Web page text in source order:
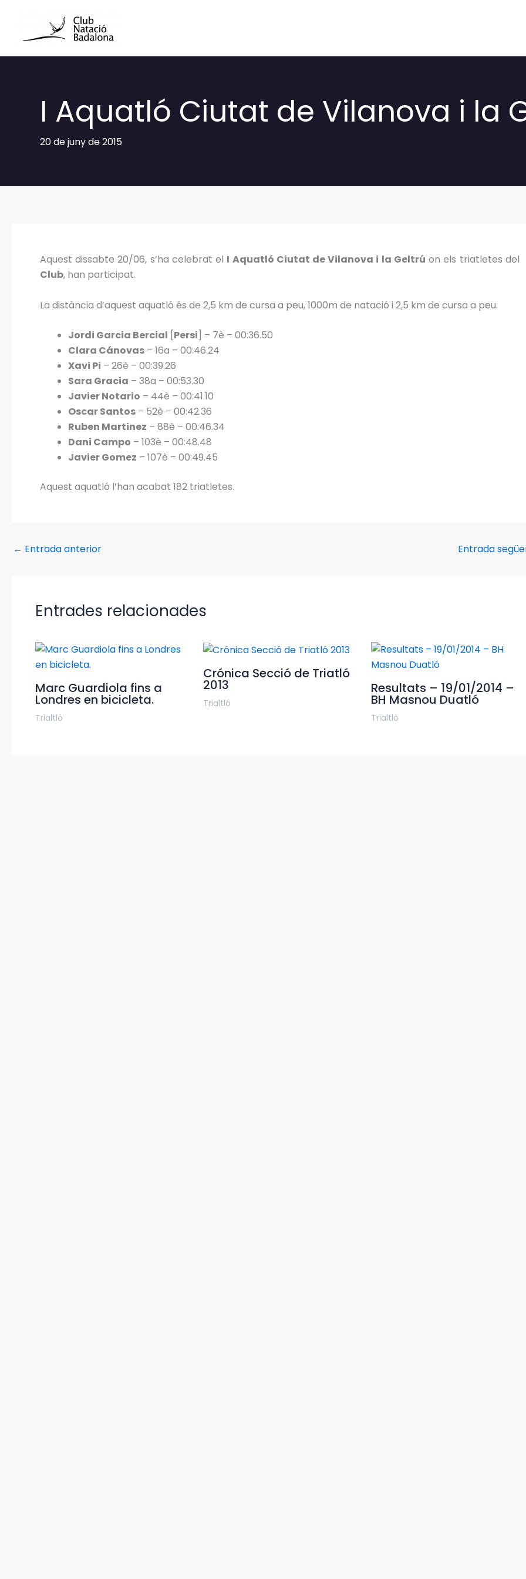
contingut
I Aquatló Ciutat de Vilanova i la
20 de juny de 2015
Aquest dissabte 20/06, s’ha celebrat el I Aquatló Ciutat de Vilanova i la Geltrú on els triatletes del
Club, han participat.
La distància d’aquest aquatló és de 2,5 km de cursa a peu, 1000m de natació i 2,5 km de cursa a peu.
Jordi Garcia Bercial [Persi] – 7è – 00:36.50
Clara Cánovas – 16a – 00:46.24
Xavi Pi – 26è – 00:39.26
Sara Gracia – 38a – 00:53.30
Javier Notario – 44è – 00:41.10
Oscar Santos – 52è – 00:42.36
Ruben Martinez – 88è – 00:46.34
Dani Campo – 103è – 00:48.48
Javier Gomez – 107è – 00:49.45
Aquest aquatló l’han acabat 182 triatletes.
← Entrada anterior Entrada
Entrades relacionades
Marc Guardiola fins a
Londres en bicicleta.
Trialtló
Crónica Secció de Triatló
2013
Trialtló
Resultats – 19/01/2014 –
BH Masnou Duatló
Trialtló